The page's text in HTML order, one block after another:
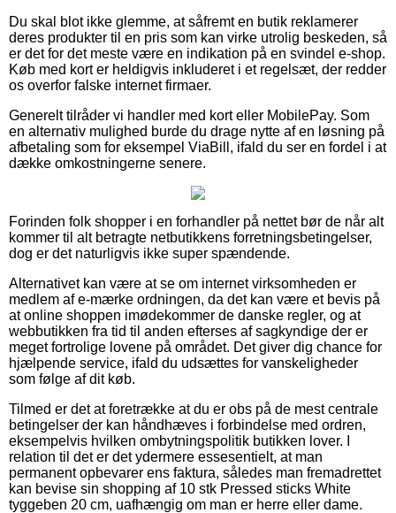
Du skal blot ikke glemme, at såfremt en butik reklamerer
deres produkter til en pris som kan virke utrolig beskeden, så
er det for det meste være en indikation på en svindel e-shop.
Køb med kort er heldigvis inkluderet i et regelsæt, der redder
os overfor falske internet firmaer.
Generelt tilråder vi handler med kort eller MobilePay. Som
en alternativ mulighed burde du drage nytte af en løsning på
afbetaling som for eksempel ViaBill, ifald du ser en fordel i at
dække omkostningerne senere.
Forinden folk shopper i en forhandler på nettet bør de når alt
kommer til alt betragte netbutikkens forretningsbetingelser,
dog er det naturligvis ikke super spændende.
Alternativet kan være at se om internet virksomheden er
medlem af e-mærke ordningen, da det kan være et bevis på
at online shoppen imødekommer de danske regler, og at
webbutikken fra tid til anden efterses af sagkyndige der er
meget fortrolige lovene på området. Det giver dig chance for
hjælpende service, ifald du udsættes for vanskeligheder
som følge af dit køb.
Tilmed er det at foretrække at du er obs på de mest centrale
betingelser der kan håndhæves i forbindelse med ordren,
eksempelvis hvilken ombytningspolitik butikken lover. I
relation til det er det ydermere essesentielt, at man
permanent opbevarer ens faktura, således man fremadrettet
kan bevise sin shopping af 10 stk Pressed sticks White
tyggeben 20 cm, uafhængig om man er herre eller dame.